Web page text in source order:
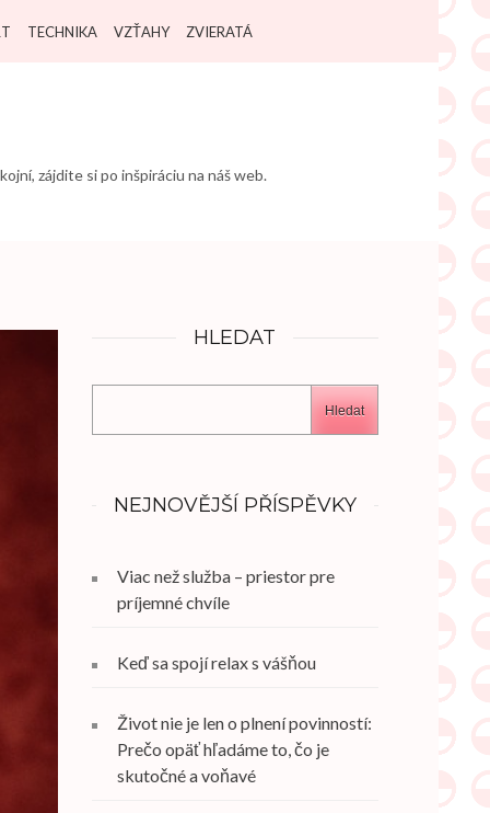
TECHNIKA VZŤAHY ZVIERATÁ
zájdite si po inšpiráciu na náš web.
HLEDAT
Hledat
NEJNOVĚJŠÍ PŘÍSPĚVKY
Viac než služba – priestor pre
príjemné chvíle
Keď sa spojí relax s vášňou
Život nie je len o plnení povinností:
Prečo opäť hľadáme to, čo je
skutočné a voňavé